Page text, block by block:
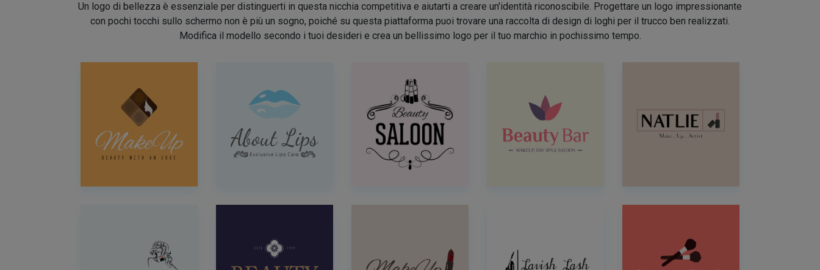
Un logo di bellezza è essenziale per distinguerti in questa nicchia competitiva e aiutarti a creare un'identità riconoscibile. Progettare un logo impressionante
con pochi tocchi sullo schermo non è più un sogno, poiché su questa piattaforma puoi trovare una raccolta di design di loghi per il trucco ben realizzati.
Modifica il modello secondo i tuoi desideri e crea un bellissimo logo per il tuo marchio in pochissimo tempo.